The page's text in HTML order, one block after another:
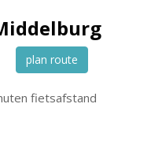
plan route
fietsafstand